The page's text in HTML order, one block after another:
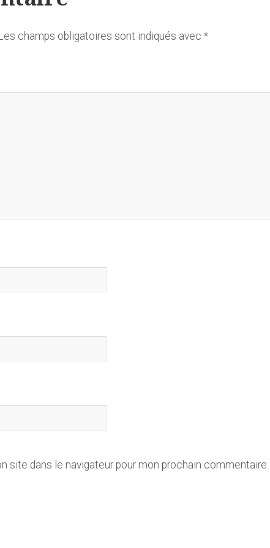
Les champs obligatoires sont indiqués avec *
site dans le navigateur pour mon prochain commentaire.